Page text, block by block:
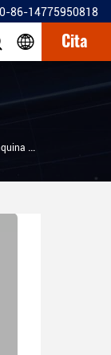
86-14775950818
Cita
SMT Equipo De Inspección Óptica Automática